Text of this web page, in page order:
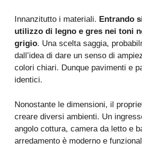
Innanzitutto i materiali. Entrando
utilizzo di legno e gres nei toni
grigio. Una scelta saggia,
dall’idea di dare un senso di
colori chiari. Dunque pavimenti e
identici.
Nonostante le dimensioni, il
creare diversi ambienti. Un
angolo cottura, camera da letto e
arredamento è moderno e